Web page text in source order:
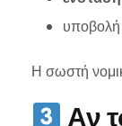
υποβολή
Η σωστή
Αν